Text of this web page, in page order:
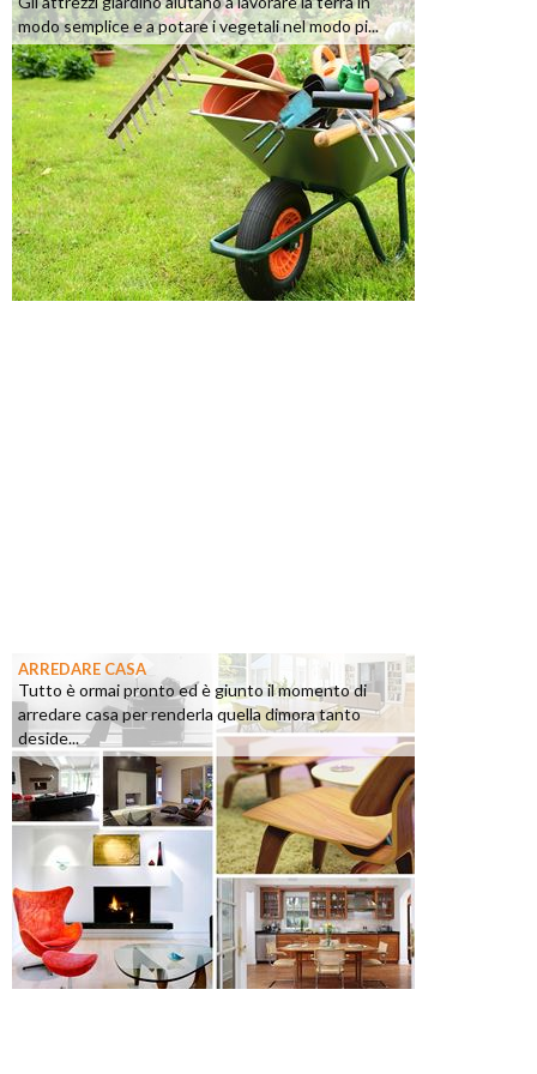
modo semplice e a potare i vegetali nel modo pi...
ARREDARE CASA
Tutto è ormai pronto ed è giunto il momento di
arredare casa per renderla quella dimora tanto
deside...